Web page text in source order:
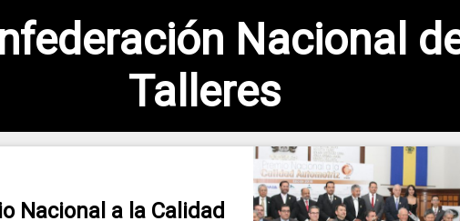
Nacional
Talleres
Nacional a la Calidad